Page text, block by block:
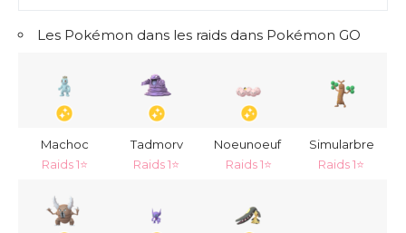
Les Pokémon dans les raids dans Pokémon GO
Machoc
Raids 1⭐
Tadmorv
Raids 1⭐
Noeunoeuf
Raids 1⭐
Simularbre
Raids 1⭐